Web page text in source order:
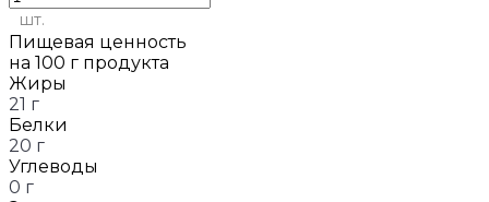
шт.
Пищевая ценность
на 100 г продукта
Жиры
21 г
Белки
20 г
Углеводы
0 г